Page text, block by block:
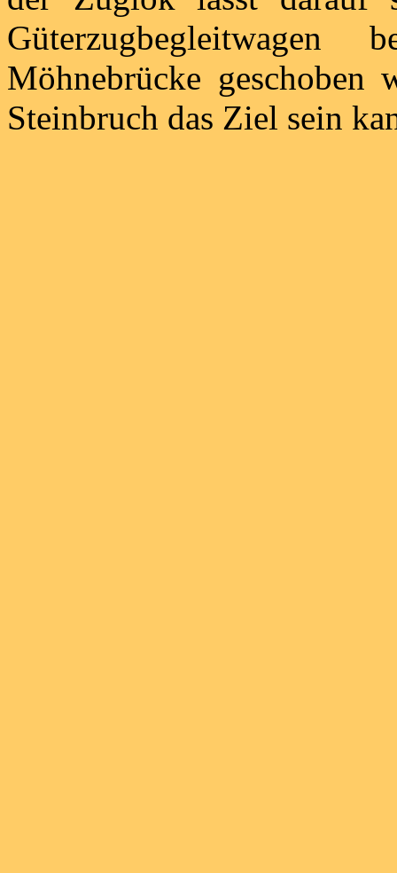
Möhnebrücke
Steinbruch das Ziel sein